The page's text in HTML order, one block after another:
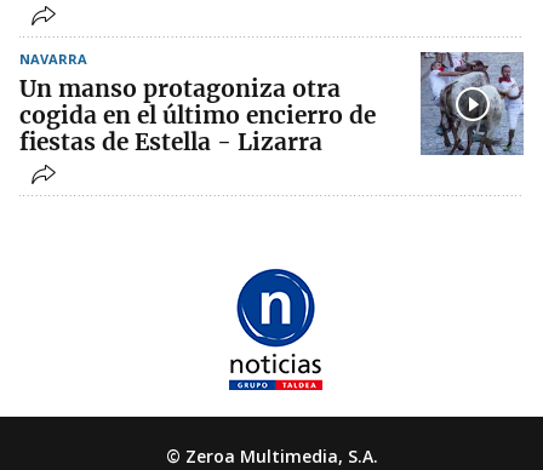
NAVARRA
Un manso protagoniza otra
cogida en el último encierro de
fiestas de Estella - Lizarra
© Zeroa Multimedia, S.A.